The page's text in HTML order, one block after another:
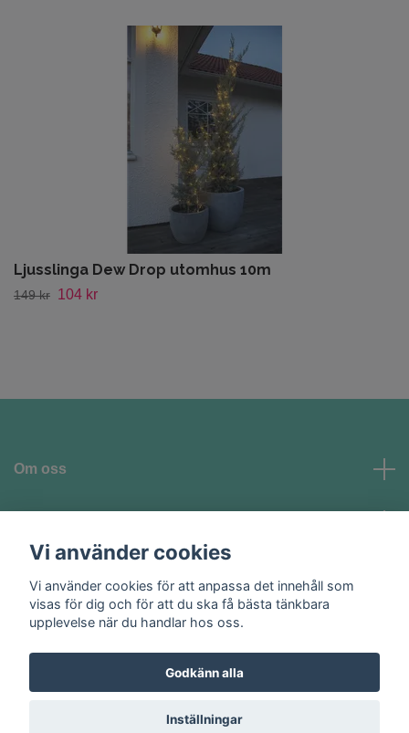
Ljusslinga Dew Drop utomhus 10m
149 kr 104 kr
Om oss
Sociala medier
© 2026 Homeglam AB
Vi använder cookies
Vi använder cookies för att anpassa det innehåll som
visas för dig och för att du ska få bästa tänkbara
upplevelse när du handlar hos oss.
Godkänn alla
Inställningar